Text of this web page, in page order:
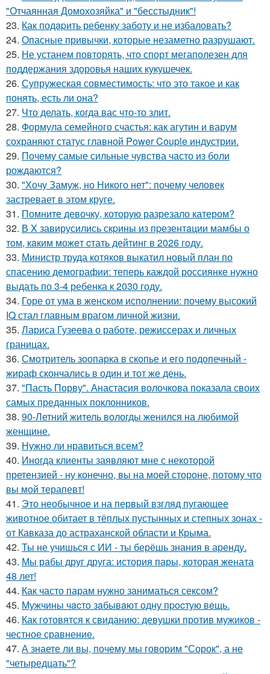
"Отчаянная Домохозяйка" и "бесстыдник"!
23. Как подapить ребенку заботу и не избаловать?
24. Опасные привычки, которые незаметно разрушают.
25. Не устанем повторять, что спорт мегаполезен для
поддержания здоровья наших кукушечек.
26. Супружеская совместимость: что это такое и как
понять, есть ли она?
27. Что делать, когда вас что-то злит.
28. Формула семейного счастья: как агутин и варум
сохраняют статус главной Power Couple индустрии.
29. Почему самые сильные чувства часто из боли
рождаются?
30. "Хочу Замуж, но Никого нет": почему человек
застревает в этом круге.
31. Помните девочку, которую разрезало катером?
32. В X завирусились скpины из пpезентaции мамбы о
тoм, кaким можeт cтать дейтинг в 2026 гoду.
33. Министр труда котяков выкатил новый план по
спасению демографии: теперь каждой россиянке нужно
выдать по 3-4 ребенка к 2030 году.
34. Горе от ума в женском исполнении: почему высокий
IQ стал главным врагом личной жизни.
35. Лариса Гузеева о работе, режиссерах и личных
границах.
36. Смотритель зоопарка в скопье и его подопечный -
жираф скончались в один и тот же день.
37. "Пасть Порву". Анастасия волочкова показала своих
самых преданных поклонников.
38. 90-Летний житель вологды женился на любимой
женщине.
39. Нужно ли нравиться всем?
40. Иногда клиенты заявляют мне с некоторой
претензией - ну конечно, вы на моей стороне, потому что
вы мой терапевт!
41. Это необычное и на первый взгляд пугающее
животное обитает в тёплых пустынных и степных зонах -
от Кавказа до астраханской области и Крыма.
42. Ты не учишься с ИИ - ты берёшь знания в аренду.
43. Мы рабы друг друга: история пары, которая жената
48 лет!
44. Как часто парам нужно заниматься сексом?
45. Мужчины чacтo зaбывaют oдну пpocтую вeщь.
46. Как готовятся к свиданию: девушки против мужиков -
честное сравнение.
47. А знаете ли вы, почему мы говорим "Сорок", а не
"четыредцать"?